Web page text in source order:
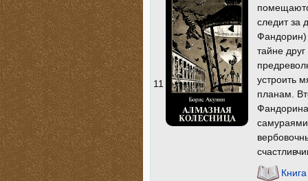
11
следит за
Фандорин)
тайне
устроить
планам.
самураями